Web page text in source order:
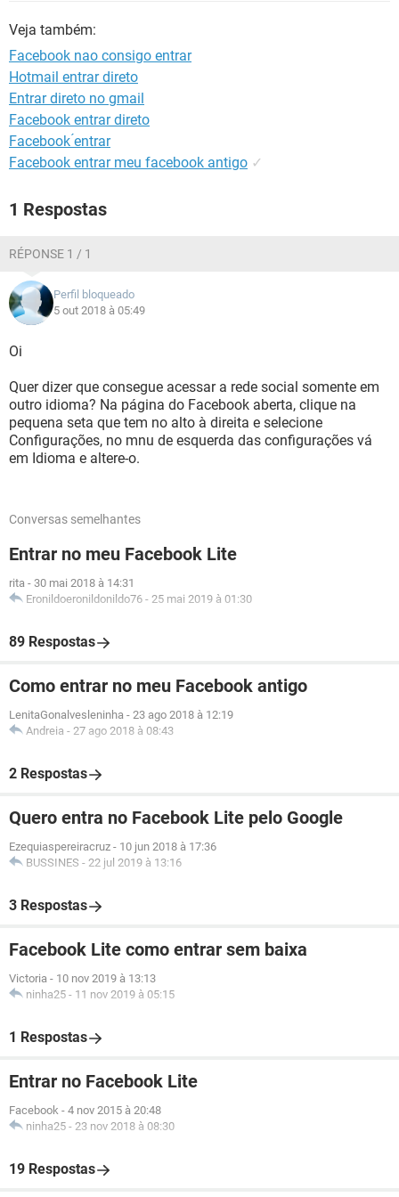
Veja também:
Facebook nao consigo entrar
Hotmail entrar direto
Entrar direto no gmail
Facebook entrar direto
Facebook ́entrar
Facebook entrar meu facebook antigo ✓
1 Respostas
RÉPONSE 1 / 1
Perfil bloqueado
5 out 2018 à 05:49
Oi
Quer dizer que consegue acessar a rede social somente em
outro idioma? Na página do Facebook aberta, clique na
pequena seta que tem no alto à direita e selecione
Configurações, no mnu de esquerda das configurações vá
em Idioma e altere-o.
Conversas semelhantes
Entrar no meu Facebook Lite
rita - 30 mai 2018 à 14:31
Eronildoeronildonildo76 - 25 mai 2019 à 01:30
89 Respostas
Como entrar no meu Facebook antigo
LenitaGonalvesleninha - 23 ago 2018 à 12:19
Andreia - 27 ago 2018 à 08:43
2 Respostas
Quero entra no Facebook Lite pelo Google
Ezequiaspereiracruz - 10 jun 2018 à 17:36
BUSSINES - 22 jul 2019 à 13:16
3 Respostas
Facebook Lite como entrar sem baixa
Victoria - 10 nov 2019 à 13:13
ninha25 - 11 nov 2019 à 05:15
1 Respostas
Entrar no Facebook Lite
Facebook - 4 nov 2015 à 20:48
ninha25 - 23 nov 2018 à 08:30
19 Respostas